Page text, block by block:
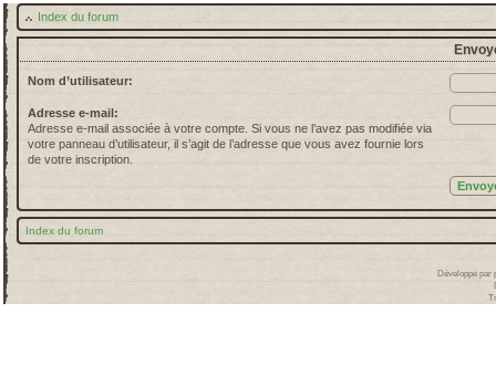
Index du forum
Nom d’utilisateur:
Adresse e-mail:
Adresse e-mail associée à votre compte. Si vous ne l’avez pas modifiée via
votre panneau d’utilisateur, il s’agit de l’adresse que vous avez fournie lors
de votre inscription.
Index du forum
Développé par